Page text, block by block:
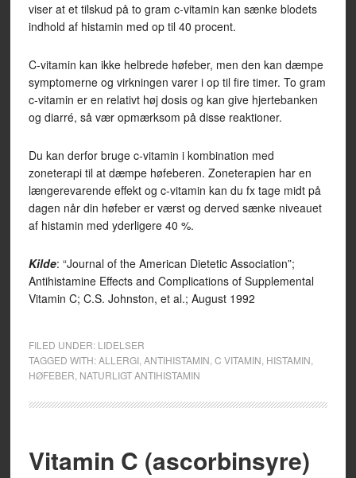
viser at et tilskud på to gram c-vitamin kan sænke blodets
indhold af histamin med op til 40 procent.
C-vitamin kan ikke helbrede høfeber, men den kan dæmpe
symptomerne og virkningen varer i op til fire timer. To gram
c-vitamin er en relativt høj dosis og kan give hjertebanken
og diarré, så vær opmærksom på disse reaktioner.
Du kan derfor bruge c-vitamin i kombination med
zoneterapi til at dæmpe høfeberen. Zoneterapien har en
længerevarende effekt og c-vitamin kan du fx tage midt på
dagen når din høfeber er værst og derved sænke niveauet
af histamin med yderligere 40 %.
Kilde: “Journal of the American Dietetic Association”;
Antihistamine Effects and Complications of Supplemental
Vitamin C; C.S. Johnston, et al.; August 1992
FILED UNDER: LIDELSER
TAGGED WITH:ALLERGI, ANTIHISTAMIN C VITAMIN HISTAMIN
HØFEBER NATURLIGT ANTIHISTAMIN
Vitamin C (ascorbinsyre)